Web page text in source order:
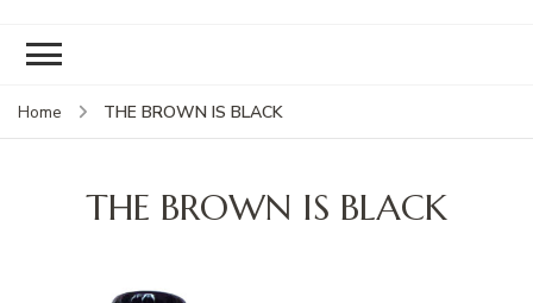
Home THE BROWN IS BLACK
THE BROWN IS BLACK